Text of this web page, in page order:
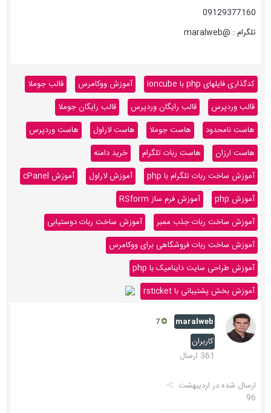
09129377160
تلگرام : @maralweb
کدگذاری فایلهای php با ioncube آموزش ووکامرس
قالب جوملا
قالب وردپرس
قالب رایگان وردپرس
قالب رایگان جوملا
هاست نامحدود
هاست جوملا هاست لاراول
هاست وردپرس
هاست ارزان
هاست ربات تلگرام
خرید دامنه
آموزش ساخت ربات تلگرام با php
آموزش لاراول
آموزش cPanel
آموزش php
آموزش فرم ساز RSform
آموزش ساخت ربات جذب ممبر
آموزش ساخت ربات دوستیابی
آموزش ساخت ربات فروشگاهی برای ووکامرس
آموزش طراحی سایت داینامیک با php
آموزش بخش پشتیبانی با rsticket
maralweb
کاربران
361 ارسال
ارسال شده در اردیبهشت
96